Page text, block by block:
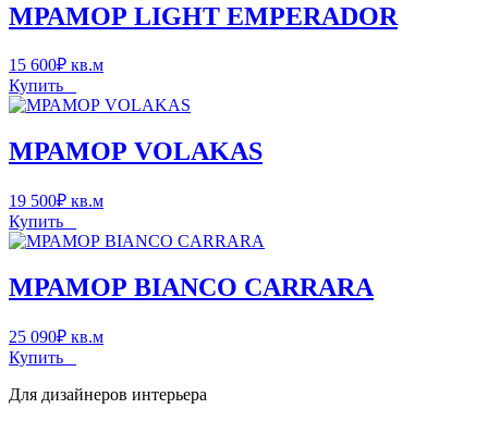
МРАМОР LIGHT EMPERADOR
15 600₽ кв.м
Купить
МРАМОР VOLAKAS
19 500₽ кв.м
Купить
МРАМОР BIANCO CARRARA
25 090₽ кв.м
Купить
Для дизайнеров интерьера